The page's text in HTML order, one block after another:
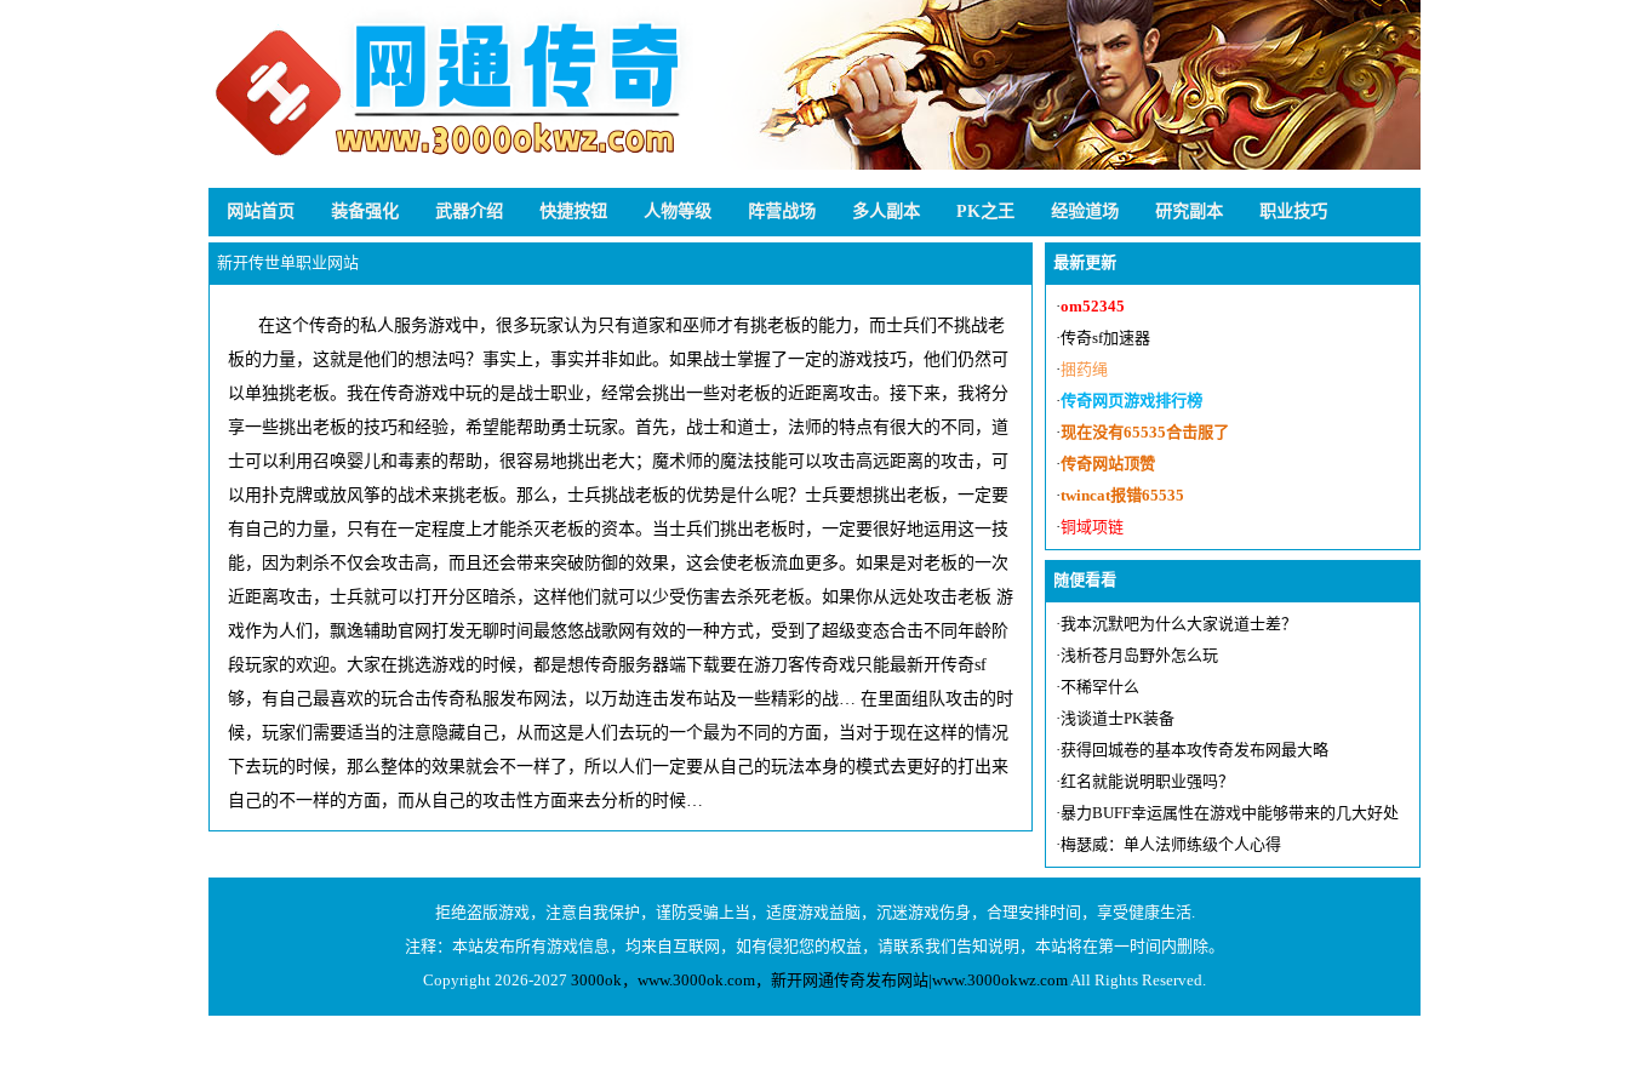
网站首页 装备强化 武器介绍 快捷按钮 人物等级 阵营战场 多人副本 PK之王 经验道场 研究副本 职业技巧
新开传世单职业网站
在这个传奇的私人服务游戏中，很多玩家认为只有道家和巫师才有挑老板的能力，而士兵们不挑战老
板的力量，这就是他们的想法吗？事实上，事实并非如此。如果战士掌握了一定的游戏技巧，他们仍然可
以单独挑老板。我在传奇游戏中玩的是战士职业，经常会挑出一些对老板的近距离攻击。接下来，我将分
享一些挑出老板的技巧和经验，希望能帮助勇士玩家。首先，战士和道士，法师的特点有很大的不同，道
士可以利用召唤婴儿和毒素的帮助，很容易地挑出老大；魔术师的魔法技能可以攻击高远距离的攻击，可
以用扑克牌或放风筝的战术来挑老板。那么，士兵挑战老板的优势是什么呢？士兵要想挑出老板，一定要
有自己的力量，只有在一定程度上才能杀灭老板的资本。当士兵们挑出老板时，一定要很好地运用这一技
能，因为刺杀不仅会攻击高，而且还会带来突破防御的效果，这会使老板流血更多。如果是对老板的一次
近距离攻击，士兵就可以打开分区暗杀，这样他们就可以少受伤害去杀死老板。如果你从远处攻击老板 游
戏作为人们，飘逸辅助官网打发无聊时间最悠悠战歌网有效的一种方式，受到了超级变态合击不同年龄阶
段玩家的欢迎。大家在挑选游戏的时候，都是想传奇服务器端下载要在游刀客传奇戏只能最新开传奇sf
够，有自己最喜欢的玩合击传奇私服发布网法，以万劫连击发布站及一些精彩的战… 在里面组队攻击的时
候，玩家们需要适当的注意隐藏自己，从而这是人们去玩的一个最为不同的方面，当对于现在这样的情况
下去玩的时候，那么整体的效果就会不一样了，所以人们一定要从自己的玩法本身的模式去更好的打出来
自己的不一样的方面，而从自己的攻击性方面来去分析的时候…
最新更新
·om52345
·传奇sf加速器
·捆药绳
·传奇网页游戏排行榜
·现在没有65535合击服了
·传奇网站顶赞
·twincat报错65535
·铜域项链
随便看看
·我本沉默吧为什么大家说道士差？
·浅析苍月岛野外怎么玩
·不稀罕什么
·浅谈道士PK装备
·获得回城卷的基本攻传奇发布网最大略
·红名就能说明职业强吗？
·暴力BUFF幸运属性在游戏中能够带来的几大好处
·梅瑟威：单人法师练级个人心得
拒绝盗版游戏，注意自我保护，谨防受骗上当，适度游戏益脑，沉迷游戏伤身，合理安排时间，享受健康生活.
注释：本站发布所有游戏信息，均来自互联网，如有侵犯您的权益，请联系我们告知说明，本站将在第一时间内删除。
Copyright 2026-2027 3000ok，www.3000ok.com，新开网通传奇发布网站|www.3000okwz.comAll Rights Reserved.